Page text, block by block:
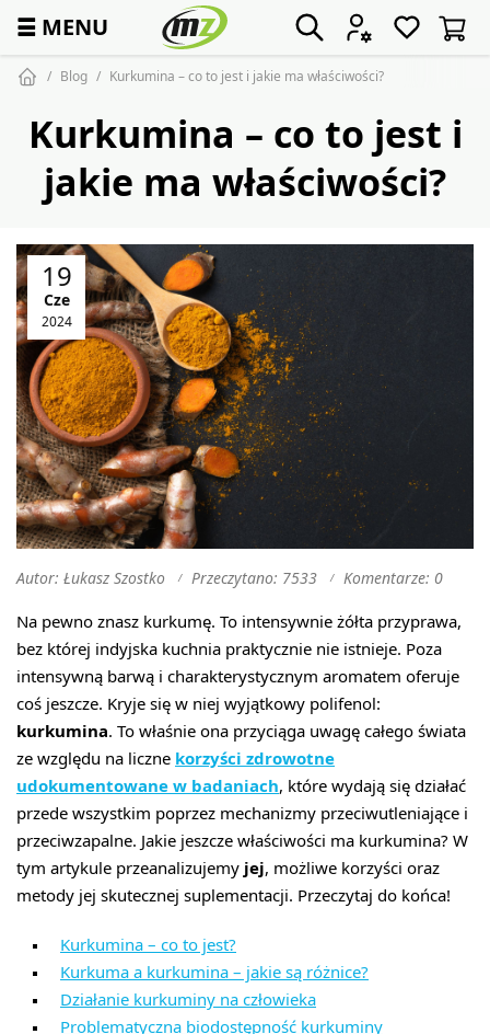
☰ MENU
Blog Kurkumina – co to jest i jakie ma właściwości?
Kurkumina – co to jest i
jakie ma właściwości?
19
Cze
2024
Autor: Łukasz Szostko Przeczytano: 7533 Komentarze: 0
Na pewno znasz kurkumę. To intensywnie żółta przyprawa,
bez której indyjska kuchnia praktycznie nie istnieje. Poza
intensywną barwą i charakterystycznym aromatem oferuje
coś jeszcze. Kryje się w niej wyjątkowy polifenol:
kurkumina. To właśnie ona przyciąga uwagę całego świata
ze względu na liczne korzyści zdrowotne
udokumentowane w badaniach, które wydają się działać
przede wszystkim poprzez mechanizmy przeciwutleniające i
przeciwzapalne. Jakie jeszcze właściwości ma kurkumina? W
tym artykule przeanalizujemy jej, możliwe korzyści oraz
metody jej skutecznej suplementacji. Przeczytaj do końca!
Kurkumina – co to jest?
Kurkuma a kurkumina – jakie są różnice?
Działanie kurkuminy na człowieka
Problematyczna biodostępność kurkuminy